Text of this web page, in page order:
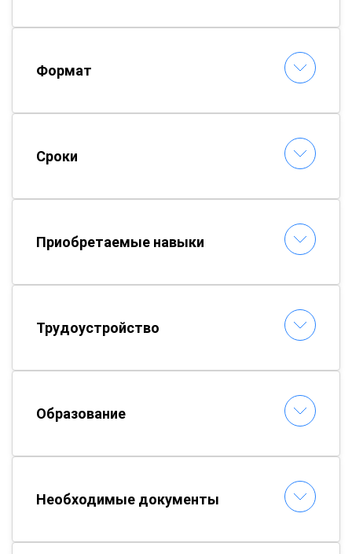
Формат
Сроки
Приобретаемые навыки
Трудоустройство
Образование
Необходимые документы